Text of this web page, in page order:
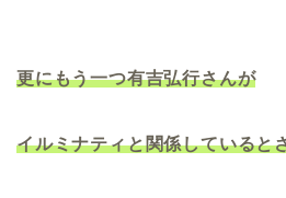
更にもう一つ有吉弘行さんが
イルミナティと関係していると